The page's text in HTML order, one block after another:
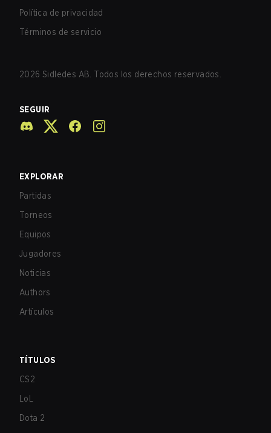
Política de privacidad
Términos de servicio
2026 Sidledes AB. Todos los derechos reservados.
SEGUIR
EXPLORAR
Partidas
Torneos
Equipos
Jugadores
Noticias
Authors
Artículos
TÍTULOS
CS2
LoL
Dota 2